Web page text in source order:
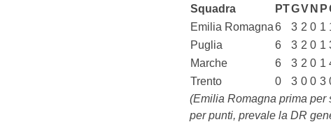
Squadra PTGV N P
Emilia Romagna6 3 2 0 1
Puglia
6 3 2 0 1
Marche
6 3 2 0 1
Trento
0 3 0 0 3
(Emilia Romagna prima per
per punti, prevale la DR